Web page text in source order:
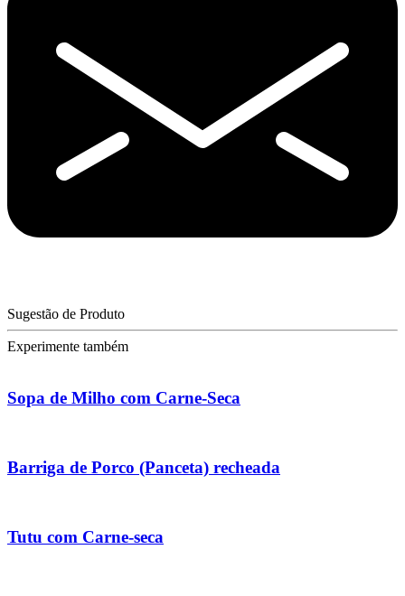
Sugestão de Produto
Experimente também
Sopa de Milho com Carne-Seca
Barriga de Porco (Panceta) recheada
Tutu com Carne-seca